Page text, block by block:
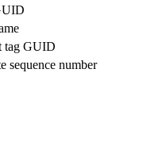
tag GUID
sequence number